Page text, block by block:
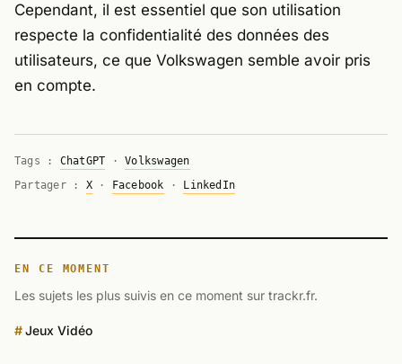
Cependant, il est essentiel que son utilisation
respecte la confidentialité des données des
utilisateurs, ce que Volkswagen semble avoir pris
en compte.
Tags : ChatGPT ·Volkswagen
Partager : X· Facebook · LinkedIn
EN CE MOMENT
Les sujets les plus suivis en ce moment sur trackr.fr.
Jeux Vidéo